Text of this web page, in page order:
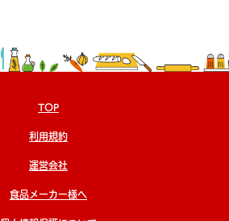
TOP
利用規約
運営会社
食品メーカー様へ